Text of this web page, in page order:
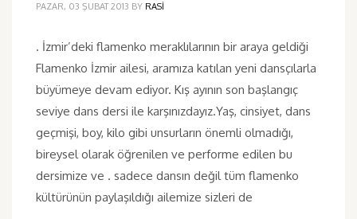
PAZAR, 03 ŞUBAT 2013 BY RASI
. İzmir’deki flamenko meraklılarının bir araya geldiği
Flamenko İzmir ailesi, aramıza katılan yeni dansçılarla
büyümeye devam ediyor. Kış ayının son başlangıç
seviye dans dersi ile karşınızdayız.Yaş, cinsiyet, dans
geçmişi, boy, kilo gibi unsurların önemli olmadığı,
bireysel olarak öğrenilen ve performe edilen bu
dersimize ve . sadece dansın değil tüm flamenko
kültürünün paylaşıldığı ailemize sizleri de